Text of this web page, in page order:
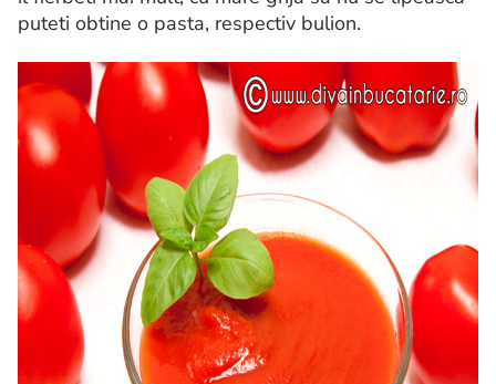
puteti obtine o pasta, respectiv bulion.